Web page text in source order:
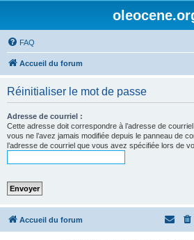
FAQ
Accueil du forum
Réinitialiser le mot de passe
Adresse de courriel :
Cette adresse doit correspondre à l’adresse de
vous ne l’avez jamais modifiée depuis le panneau de
l’adresse de courriel que vous avez spécifiée lors de
Accueil du forum